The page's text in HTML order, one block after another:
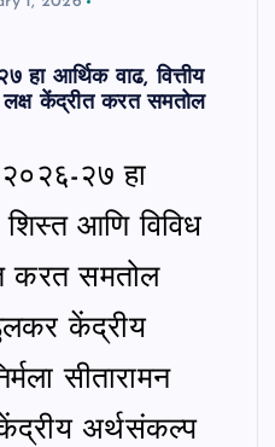
हा आर्थिक वाढ, वित्तीय
लक्ष केंद्रीत करत समतोल
२७ हा
शिस्त आणि विविध
करत समतोल
केंद्रीय
सीतारामन
अर्थसंकल्प